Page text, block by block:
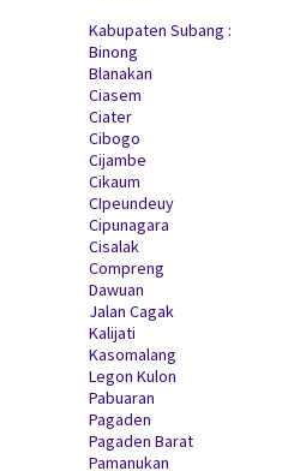
Kabupaten Subang :
Binong
Blanakan
Ciasem
Ciater
Cibogo
Cijambe
Cikaum
CIpeundeuy
Cipunagara
Cisalak
Compreng
Dawuan
Jalan Cagak
Kalijati
Kasomalang
Legon Kulon
Pabuaran
Pagaden
Pagaden Barat
Pamanukan